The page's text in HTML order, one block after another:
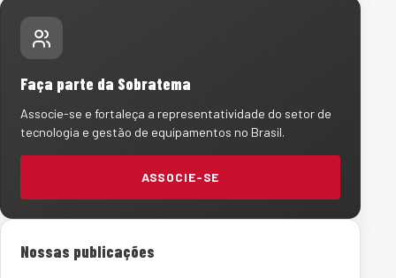
Faça parte da Sobratema
Associe-se e fortaleça a representatividade do setor de
tecnologia e gestão de equipamentos no Brasil.
ASSOCIE-SE
Nossas publicações